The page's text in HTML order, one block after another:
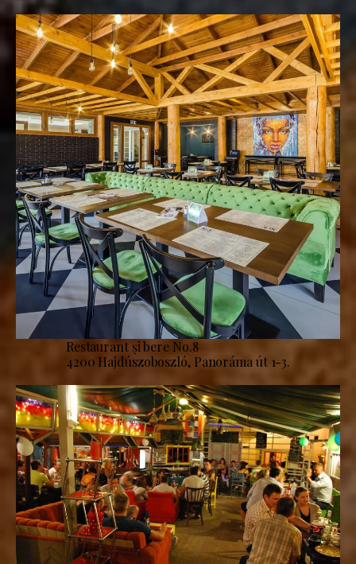
Restaurant și bere No.8
4200 Hajdúszoboszló, Panoráma út 1-3.